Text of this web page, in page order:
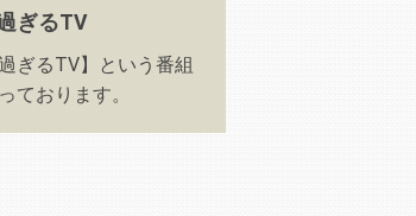
ぎるTV
ぎるTV】という番組
ております。